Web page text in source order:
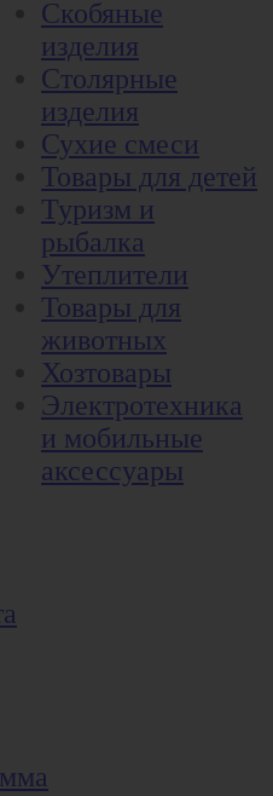
Скобяные
изделия
Столярные
изделия
Сухие смеси
Товары для детей
Туризм и
рыбалка
Утеплители
Товары для
животных
Хозтовары
Электротехника
и мобильные
аксессуары